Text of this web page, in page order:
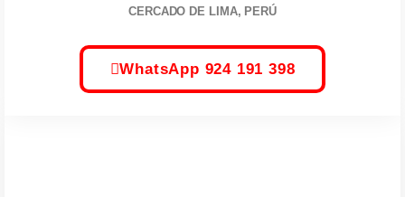
CERCADO DE LIMA, PERÚ
WhatsApp 924 191 398